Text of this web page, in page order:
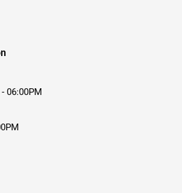
06:00PM